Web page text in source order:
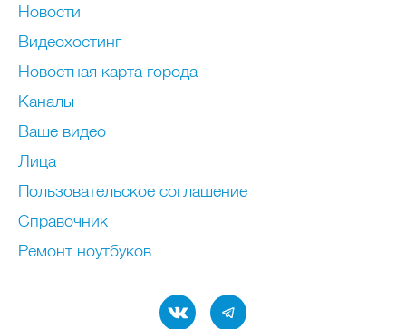
Новости
Видеохостинг
Новостная карта города
Каналы
Ваше видео
Лица
Пользовательское соглашение
Справочник
Ремонт нoутбуков